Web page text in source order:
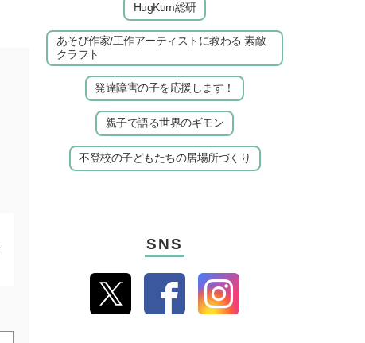
HugKum総研
あそび作家/工作アーティストに教わる 素敵
クラフト
発達障害の子を応援します！
親子で語る世界のギモン
不登校の子どもたちの居場所づくり
SNS